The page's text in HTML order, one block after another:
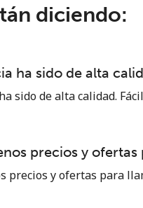
→
diciendo:
ha sido de alta
sido de alta calidad.
precios y ofertas
precios y ofertas para